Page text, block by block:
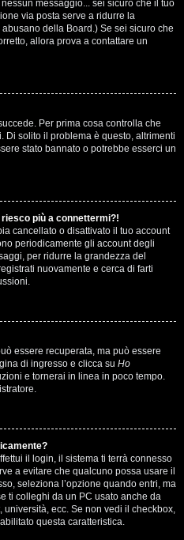
messaggio... sei sicuro che il tuo
via posta serve a ridurre la
della Board.) Se sei sicuro che
allora prova a contattare un
Per prima cosa controlla che
Di solito il problema è questo, altrimenti
stato bannato o potrebbe esserci un
più a connettermi?!
cancellato o disattivato il tuo account
periodicamente gli account degli
per ridurre la grandezza del
nuovamente e cerca di farti
essere recuperata, ma può essere
di ingresso e clicca su Ho
e tornerai in linea in poco tempo.
il login, il sistema ti terrà connesso
a evitare che qualcuno possa usare il
seleziona l’opzione quando entri, ma
ti colleghi da un PC usato anche da
ecc. Se non vedi il checkbox,
questa caratteristica.